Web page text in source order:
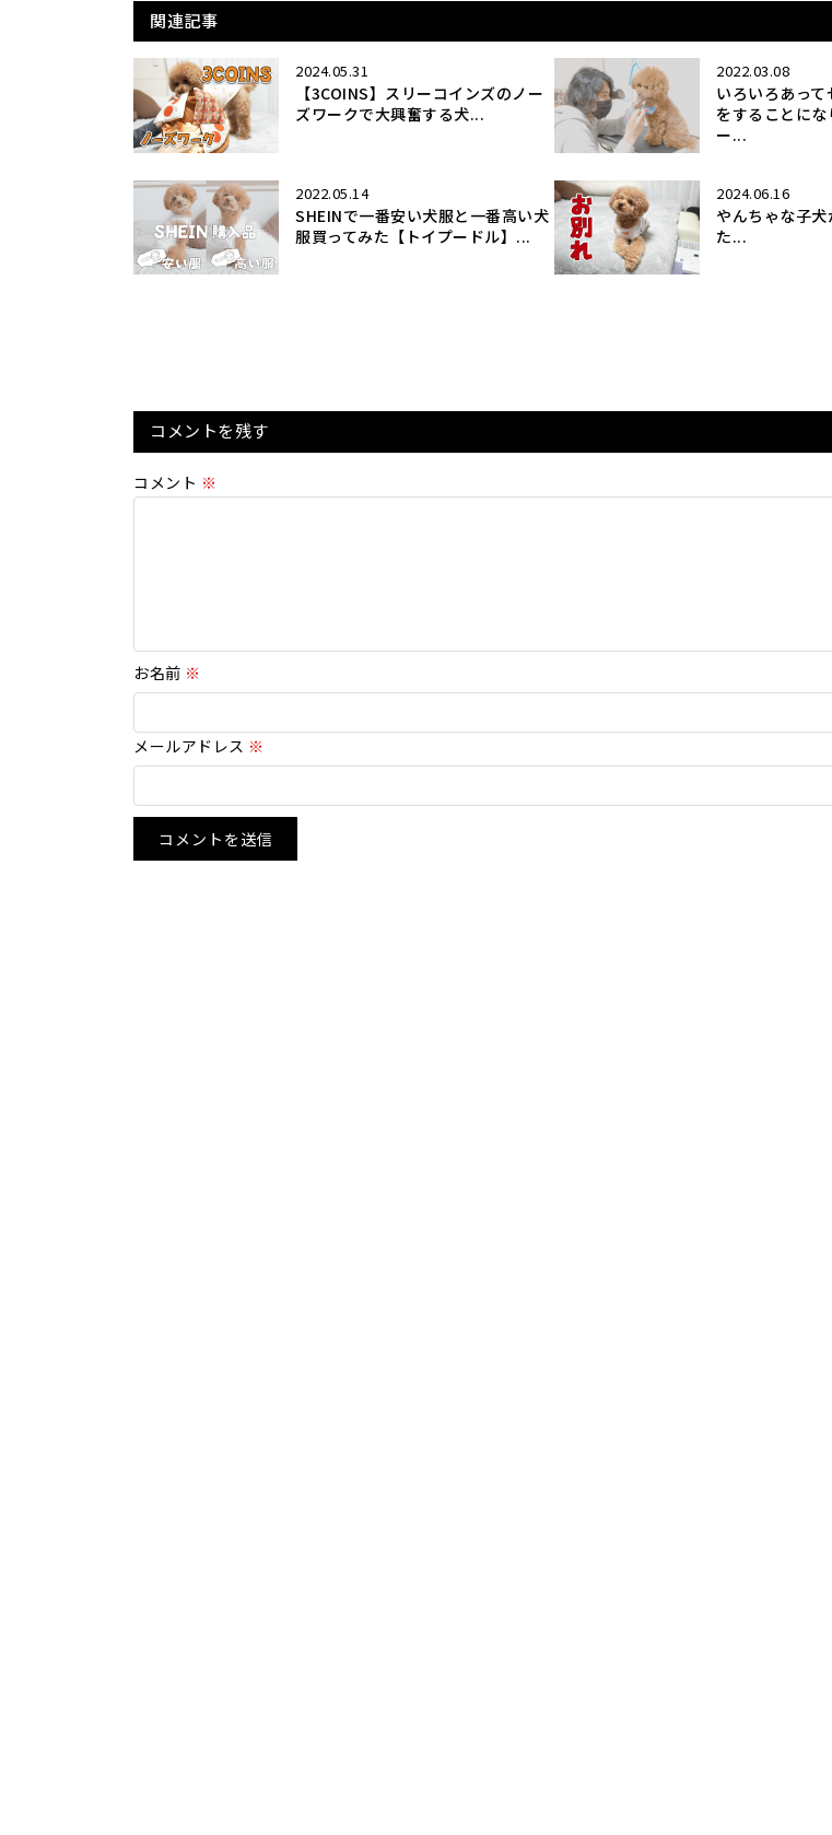
関連記事
2024.05.31
【3COINS】スリーコインズのノー
ズワークで大興奮する犬...
2022.03.08
いろいろあっ
をすることに
ー...
2022.05.14
SHEINで一番安い犬服と一番高い犬
服買ってみた【トイプードル】...
2024.06.16
やんちゃな子
た...
コメントを残す
コメント ※
お名前 ※
メールアドレス ※